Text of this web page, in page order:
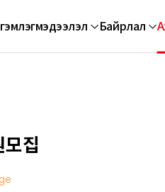
мэдээлэл Байрлал
집